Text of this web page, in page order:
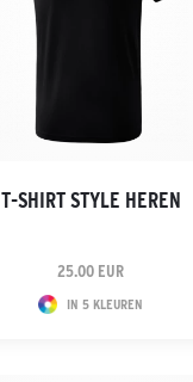
T-SHIRT STYLE HEREN
25.00 EUR
IN 5 KLEUREN